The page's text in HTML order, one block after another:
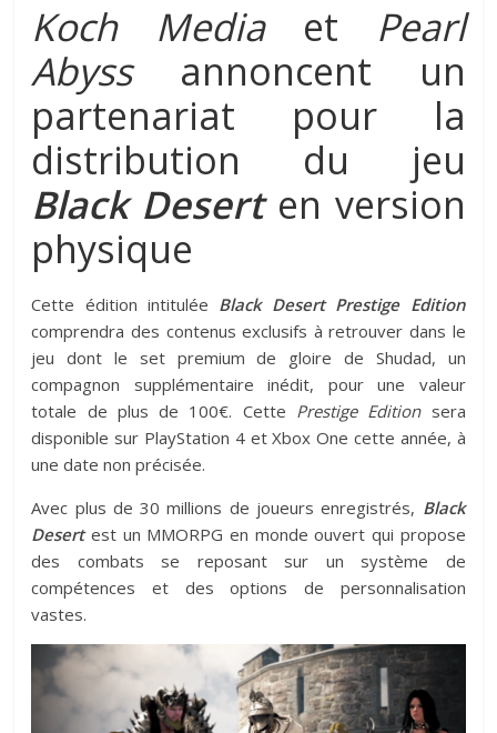
Koch Mediaet Pearl
Abyssannoncent un
partenariat pour la
distribution du jeu
Black Desert en version
physique
Cette édition intitulée Black Desert Prestige Edition
comprendra des contenus exclusifs à retrouver dans le
jeu dont le set premium de gloire de Shudad, un
compagnon supplémentaire inédit, pour une valeur
totale de plus de 100€. Cette Prestige Edition sera
disponible sur PlayStation 4 et Xbox One cette année, à
une date non précisée.
Avec plus de 30 millions de joueurs enregistrés, Black
Desertest un MMORPG en monde ouvert qui propose
des combats se reposant sur un système de
compétences et des options de personnalisation
vastes.